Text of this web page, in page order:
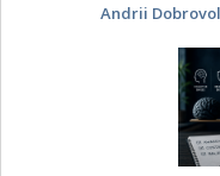
Andrii